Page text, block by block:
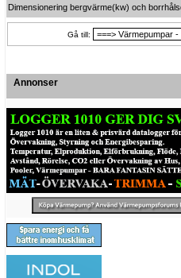
Dimensionering bergvärme(kw) och
Gå till:
Annonser